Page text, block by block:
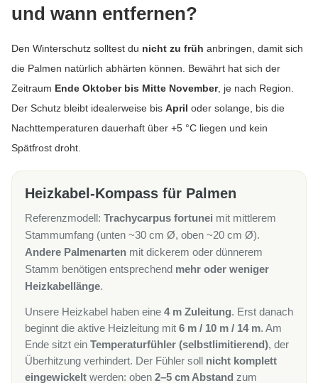
und wann entfernen?
Den Winterschutz solltest du nicht zu früh anbringen, damit sich
die Palmen natürlich abhärten können. Bewährt hat sich der
Zeitraum Ende Oktober bis Mitte November, je nach Region.
Der Schutz bleibt idealerweise bis April oder solange, bis die
Nachttemperaturen dauerhaft über +5 °C liegen und kein
Spätfrost droht.
Heizkabel-Kompass für Palmen
Referenzmodell: Trachycarpus fortunei mit mittlerem
Stammumfang (unten ~30 cm Ø, oben ~20 cm Ø).
Andere Palmenarten mit dickerem oder dünnerem
Stamm benötigen entsprechend mehr oder weniger
Heizkabellänge.
Unsere Heizkabel haben eine 4 m Zuleitung. Erst danach
beginnt die aktive Heizleitung mit 6 m / 10 m / 14 m. Am
Ende sitzt ein Temperaturfühler (selbstlimitierend), der
Überhitzung verhindert. Der Fühler soll nicht komplett
eingewickelt werden: oben 2–5 cm Abstand zum